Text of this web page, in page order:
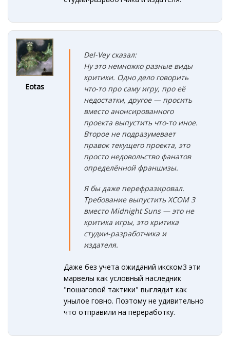
Eotas
Del-Vey сказал:
Ну это немножко разные виды
критики. Одно дело говорить
что-то про саму игру, про её
недостатки, другое — просить
вместо анонсированного
проекта выпустить что-то иное.
Второе не подразумевает
правок текущего проекта, это
просто недовольство фанатов
определённой франшизы.
Я бы даже перефразировал.
Требование выпустить XCOM 3
вместо Midnight Suns — это не
критика игры, это критика
студии-разработчика и
издателя.
Даже без учета ожиданий икском3 эти
марвелы как условный наследник
"пошаговой тактики" выглядит как
унылое говно. Поэтому не удивительно
что отправили на переработку.